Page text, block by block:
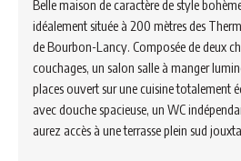
Belle maison de caractère de style
idéalement située à 200 mètres des
de Bourbon-Lancy. Composée de deux
couchages, un salon salle à manger
places ouvert sur une cuisine totalement
avec douche spacieuse, un WC
aurez accès à une terrasse plein sud